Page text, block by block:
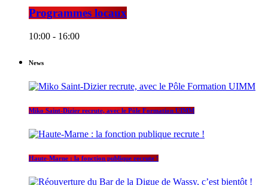
Programmes locaux
10:00 - 16:00
News
Miko Saint-Dizier recrute, avec le Pôle Formation UIMM
Haute-Marne : la fonction publique recrute !